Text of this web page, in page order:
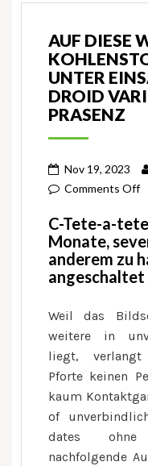
AUF DIESE
UNTER
DROID
PRASENZ
Nov 19, 2023
Comments Offon
ihr
C-Tete-a-
Monate,
anderem zu
angeschaltet
Weil das
weitere in
liegt, verlangt
Pforte keinen
kaum
of
dates ohne
nachfolgende